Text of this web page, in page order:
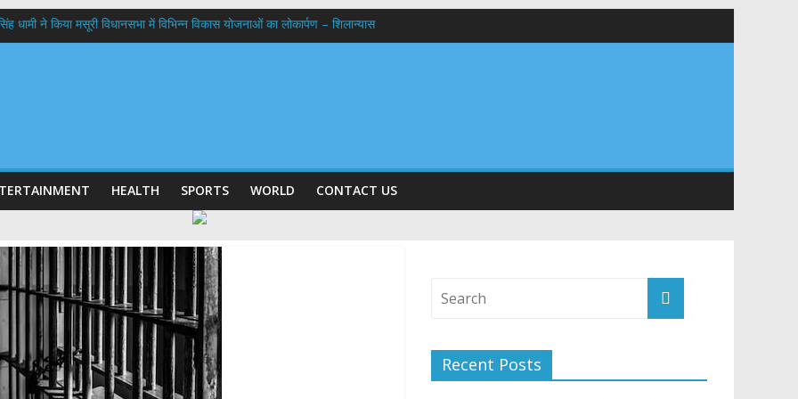
धामी ने किया मसूरी विधानसभा में विभिन्न विकास योजनाओं का लोकार्पण – शिलान्यास
देहरादून और मसूरी के विकास के लिए 25 बड़े प्रस्तावों को मिली हरी झंडी
HEALTH SPORTS WORLD CONTACT US
Recent Posts